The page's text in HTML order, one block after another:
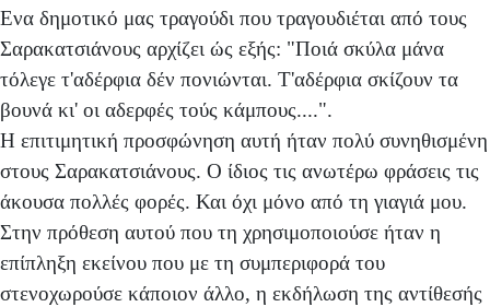
Ενα δημοτικό μας τραγούδι που τραγουδιέται από τους
Σαρακατσιάνους αρχίζει ώς εξής: "Ποιά σκύλα μάνα
τόλεγε τ'αδέρφια δέν πονιώνται. Τ'αδέρφια σκίζουν τα
βουνά κι' οι αδερφές τούς κάμπους....".
Η επιτιμητική προσφώνηση αυτή ήταν πολύ συνηθισμένη
στους Σαρακατσιάνους. Ο ίδιος τις ανωτέρω φράσεις τις
άκουσα πολλές φορές. Και όχι μόνο από τη γιαγιά μου.
Στην πρόθεση αυτού που τη χρησιμοποιούσε ήταν η
επίπληξη εκείνου που με τη συμπεριφορά του
στενοχωρούσε κάποιον άλλο, η εκδήλωση της αντίθεσής